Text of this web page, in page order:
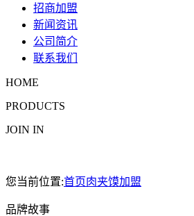
招商加盟
新闻资讯
公司简介
联系我们
HOME
PRODUCTS
JOIN IN
您当前位置:首页肉夹馍加盟
品牌故事